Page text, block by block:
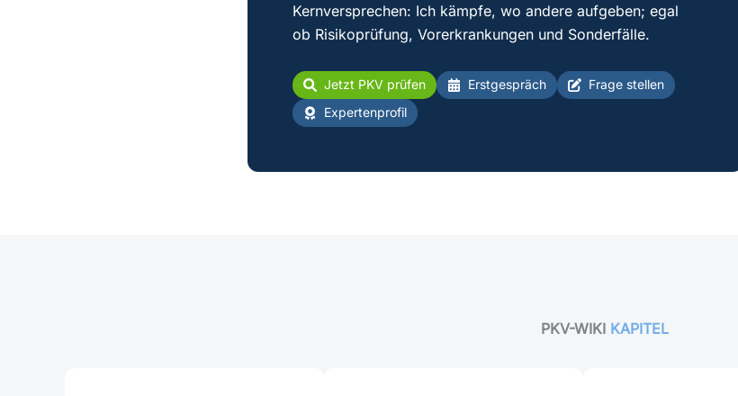
Kernversprechen: Ich kämpfe, wo andere aufgeben; egal
ob Risikoprüfung, Vorerkrankungen und Sonderfälle.
Jetzt PKV prüfen Erstgespräch
Frage stellen
Expertenprofil
PKV-WIKI KAPITEL